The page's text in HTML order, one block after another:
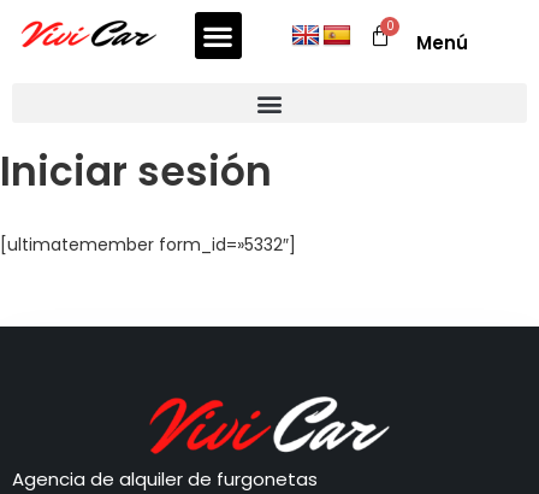
Menú
Iniciar sesión
[ultimatemember form_id=»5332″]
Agencia de alquiler de furgonetas